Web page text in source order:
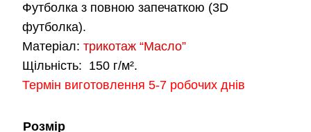
Футболка з повною запечаткою (3D
футболка).
Матеріал: трикотаж “Масло”
Щільність: 150 г/м².
Термін виготовлення 5-7 робочих днів
Розмір